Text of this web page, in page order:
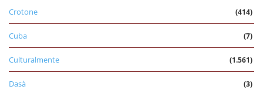
Crotone (414)
Cuba (7)
Culturalmente (1.561)
Dasà (3)